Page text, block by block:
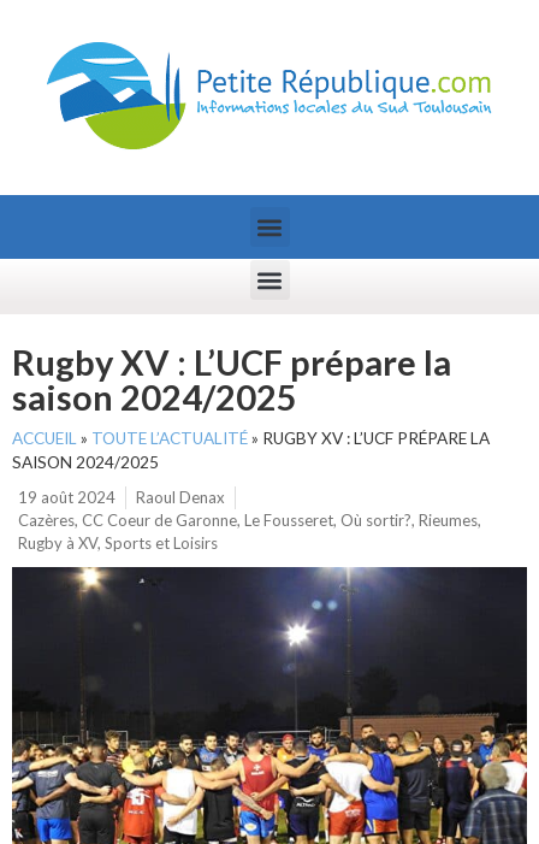
Rugby XV : L’UCF prépare la
saison 2024/2025
ACCUEIL » TOUTE L’ACTUALITÉ» RUGBY XV : L’UCF PRÉPARE LA
SAISON 2024/2025
19 août 2024
Raoul Denax
Cazères, CC Coeur de Garonne, Le Fousseret, Où sortir?, Rieumes,
Rugby à XV, Sports et Loisirs